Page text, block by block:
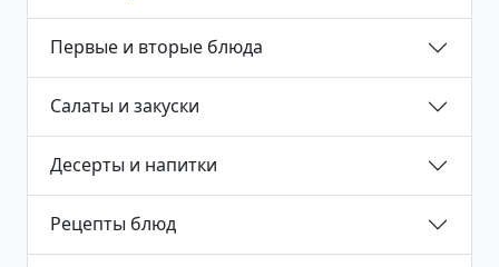
Первые и вторые блюда
Салаты и закуски
Десерты и напитки
Рецепты блюд